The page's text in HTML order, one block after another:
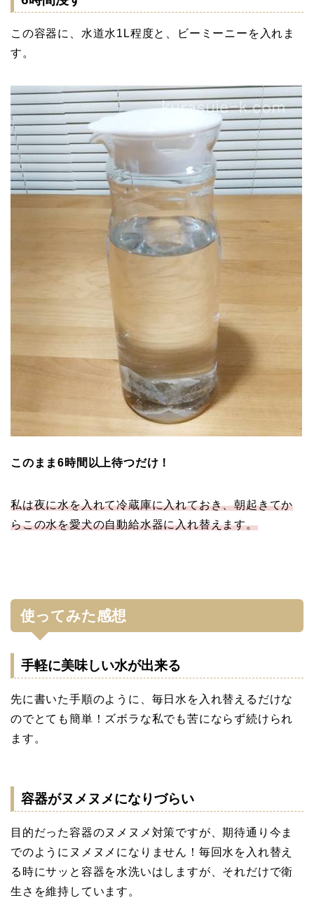
この容器に、水道水1L程度と、ビーミーニーを入れま
す。
このまま6時間以上待つだけ！
私は夜に水を入れて冷蔵庫に入れておき、朝起きてか
らこの水を愛犬の自動給水器に入れ替えます。
使ってみた感想
手軽に美味しい水が出来る
先に書いた手順のように、毎日水を入れ替えるだけな
のでとても簡単！ズボラな私でも苦にならず続けられ
ます。
容器がヌメヌメになりづらい
目的だった容器のヌメヌメ対策ですが、期待通り今ま
でのようにヌメヌメになりません！毎回水を入れ替え
る時にサッと容器を水洗いはしますが、それだけで衛
生さを維持しています。